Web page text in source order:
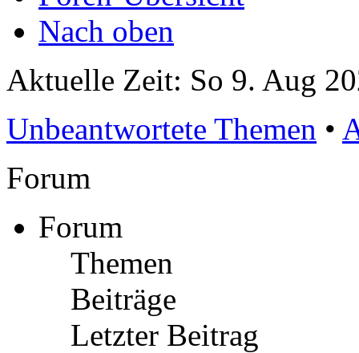
Nach oben
Aktuelle Zeit: So 9. Aug
Unbeantwortete Themen •
Forum
Forum
Themen
Beiträge
Letzter Beitrag